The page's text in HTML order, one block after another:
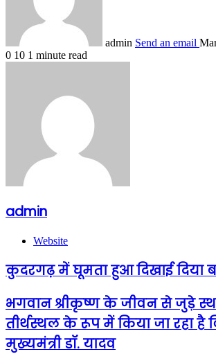
admin Send an email
0 10 1 minute read
admin
Website
कुदरगढ़ में घूमता हुआ दिखाई दिया
भगवान श्रीकृष्ण के जीवन से जुड़े
तीर्थस्थल के रूप में किया जा रहा है
मुख्यमंत्री डॉ. यादव